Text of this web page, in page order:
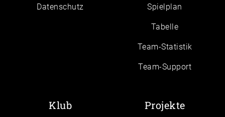
Daten­schutz Spielplan
Tabelle
Team-Statistik
Team-Support
Klub Projekte